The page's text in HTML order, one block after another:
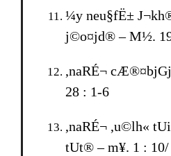
¼y neu§fË±
j©o¤jd® – M½.
,naRÉ¬
28 : 1-6
,naRÉ¬ ,u©lh«
tUt® – m¥. 1 : 10/